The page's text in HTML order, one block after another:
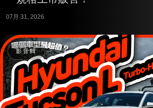
07月 31, 2026
影音輯